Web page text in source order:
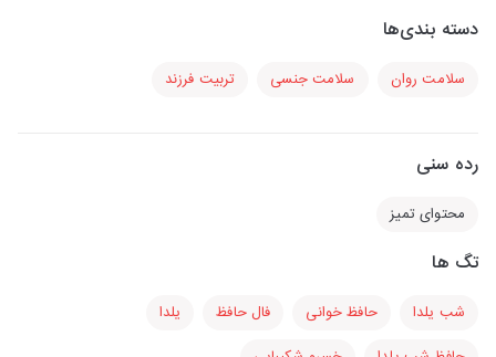
دسته بندی‌ها
سلامت روان سلامت جنسی تربیت فرزند
رده سنی
محتوای تمیز
تگ ها
شب یلدا حافظ خوانی فال حافظ
یلدا